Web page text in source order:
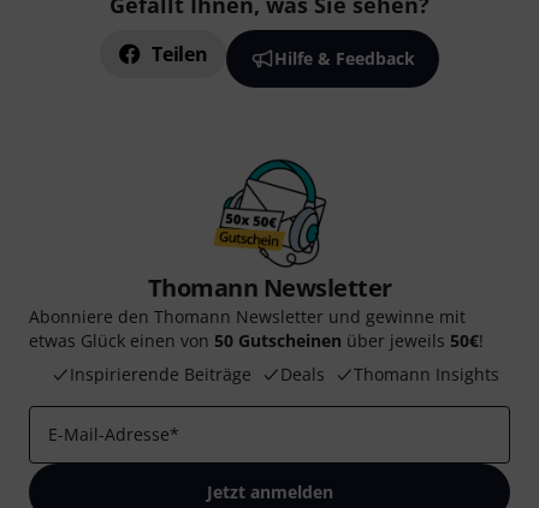
Teilen Hilfe & Feedback
Thomann Newsletter
Abonniere den Thomann Newsletter und gewinne mit
etwas Glück einen von 50 Gutscheinen über jeweils 50€!
Inspirierende Beiträge
Deals Thomann Insights
E-Mail-Adresse*
Jetzt anmelden